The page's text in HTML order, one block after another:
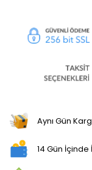
Aynı Gün
14 Gün